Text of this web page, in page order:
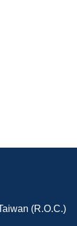
(R.O.C.)